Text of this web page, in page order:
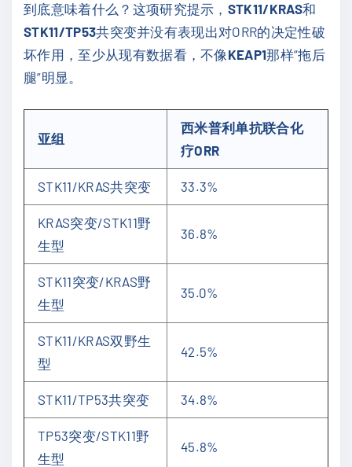
到底意味着什么？这项研究提示， STK11/KRAS和
STK11/TP53共突变并没有表现出对ORR的决定性破
坏作用，至少从现有数据看，不像 KEAP1那样“拖后
腿”明显。
亚组
西米普利单抗联合化
疗ORR
STK11/KRAS共突变 33.3%
KRAS突变/STK11野
生型
36.8%
STK11突变/KRAS野
生型
35.0%
STK11/KRAS双野生
型
42.5%
STK11/TP53共突变 34.8%
TP53突变/STK11野
生型
45.8%